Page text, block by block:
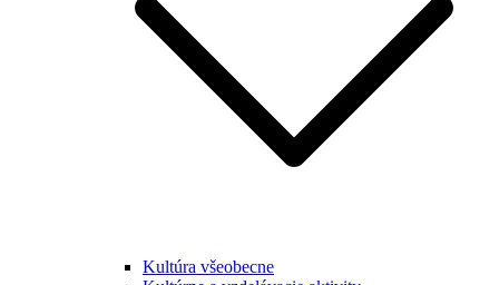
Kultúra všeobecne